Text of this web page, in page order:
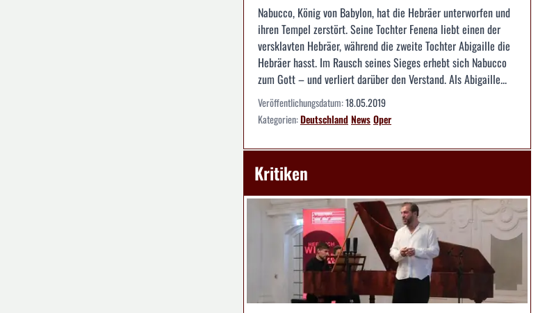
Nabucco, König von Babylon, hat die Hebräer unterworfen und
ihren Tempel zerstört. Seine Tochter Fenena liebt einen der
versklavten Hebräer, während die zweite Tochter Abigaille die
Hebräer hasst. Im Rausch seines Sieges erhebt sich Nabucco
zum Gott – und verliert darüber den Verstand. Als Abigaille...
Veröffentlichungsdatum:18.05.2019
Kategorien:DeutschlandNewsOper
Kritiken